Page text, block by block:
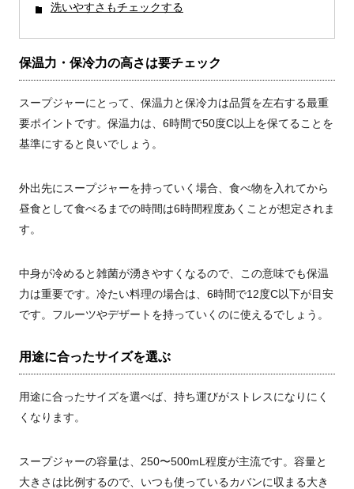
洗いやすさもチェックする
保温力・保冷力の高さは要チェック
スープジャーにとって、保温力と保冷力は品質を左右する最重
要ポイントです。保温力は、6時間で50度C以上を保てることを
基準にすると良いでしょう。
外出先にスープジャーを持っていく場合、食べ物を入れてから
昼食として食べるまでの時間は6時間程度あくことが想定されま
す。
中身が冷めると雑菌が湧きやすくなるので、この意味でも保温
力は重要です。冷たい料理の場合は、6時間で12度C以下が目安
です。フルーツやデザートを持っていくのに使えるでしょう。
用途に合ったサイズを選ぶ
用途に合ったサイズを選べば、持ち運びがストレスになりにく
くなります。
スープジャーの容量は、250〜500mL程度が主流です。容量と
大きさは比例するので、いつも使っているカバンに収まる大き